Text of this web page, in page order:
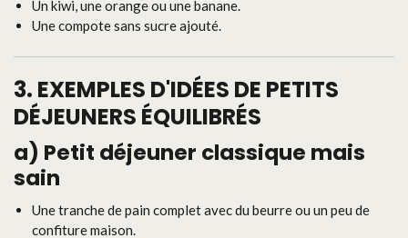
Un kiwi, une orange ou une banane.
Une compote sans sucre ajouté.
3. EXEMPLES D'IDÉES DE PETITS
DÉJEUNERS ÉQUILIBRÉS
a) Petit déjeuner classique mais
sain
Une tranche de pain complet avec du beurre ou un peu de
confiture maison.